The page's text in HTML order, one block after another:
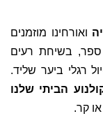
ואורחינו מוזמנים
בשיחת רעים
רגלי ביער שליד.
הביתי שלנו
קר.